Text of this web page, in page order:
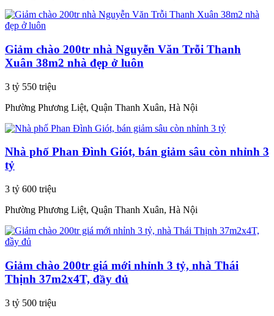
Giảm chào 200tr nhà Nguyễn Văn Trỗi Thanh
Xuân 38m2 nhà đẹp ở luôn
3 tỷ 550 triệu
Phường Phương Liệt, Quận Thanh Xuân, Hà Nội
Nhà phố Phan Đình Giót, bán giảm sâu còn nhỉnh 3
tỷ
3 tỷ 600 triệu
Phường Phương Liệt, Quận Thanh Xuân, Hà Nội
Giảm chào 200tr giá mới nhỉnh 3 tỷ, nhà Thái
Thịnh 37m2x4T, đầy đủ
3 tỷ 500 triệu